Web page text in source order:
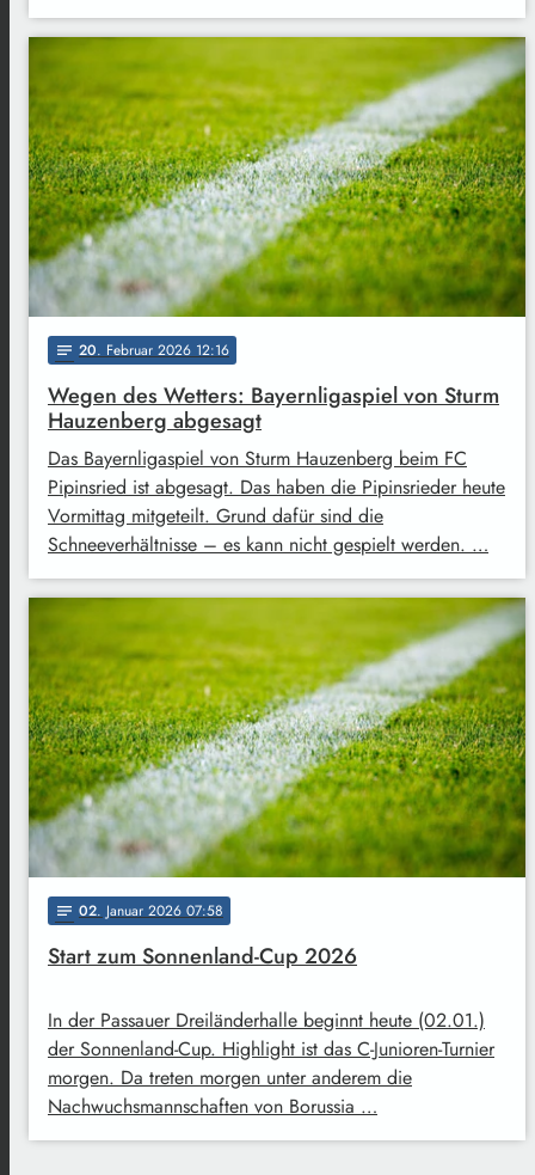
notes 20. Februar 2026 12:16
Wegen des Wetters: Bayernligaspiel von Sturm
Hauzenberg abgesagt
Das Bayernligaspiel von Sturm Hauzenberg beim FC
Pipinsried ist abgesagt. Das haben die Pipinsrieder heute
Vormittag mitgeteilt. Grund dafür sind die
Schneeverhältnisse – es kann nicht gespielt werden. …
notes 02. Januar 2026 07:58
Start zum Sonnenland-Cup 2026
In der Passauer Dreiländerhalle beginnt heute (02.01.)
der Sonnenland-Cup. Highlight ist das C-Junioren-Turnier
morgen. Da treten morgen unter anderem die
Nachwuchsmannschaften von Borussia …